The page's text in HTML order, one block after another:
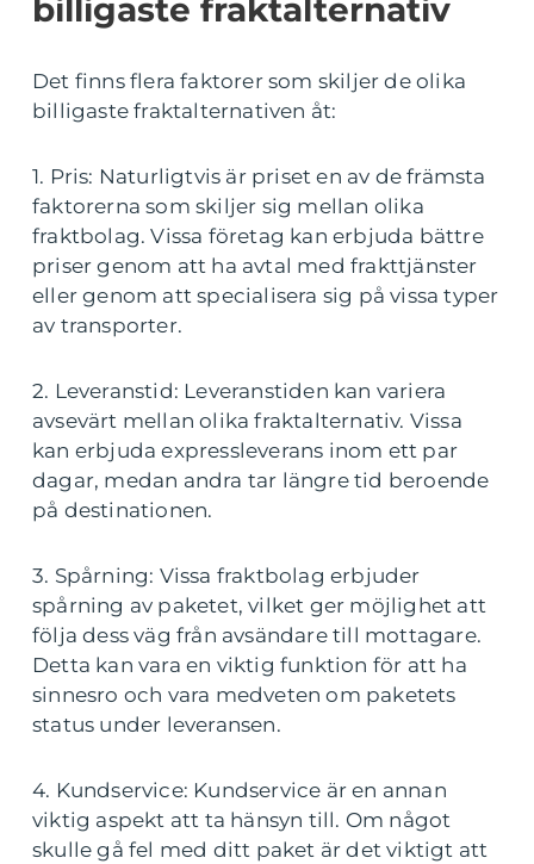
billigaste fraktalternativ
Det finns flera faktorer som skiljer de olika
billigaste fraktalternativen åt:
1. Pris: Naturligtvis är priset en av de främsta
faktorerna som skiljer sig mellan olika
fraktbolag. Vissa företag kan erbjuda bättre
priser genom att ha avtal med frakttjänster
eller genom att specialisera sig på vissa typer
av transporter.
2. Leveranstid: Leveranstiden kan variera
avsevärt mellan olika fraktalternativ. Vissa
kan erbjuda expressleverans inom ett par
dagar, medan andra tar längre tid beroende
på destinationen.
3. Spårning: Vissa fraktbolag erbjuder
spårning av paketet, vilket ger möjlighet att
följa dess väg från avsändare till mottagare.
Detta kan vara en viktig funktion för att ha
sinnesro och vara medveten om paketets
status under leveransen.
4. Kundservice: Kundservice är en annan
viktig aspekt att ta hänsyn till. Om något
skulle gå fel med ditt paket är det viktigt att